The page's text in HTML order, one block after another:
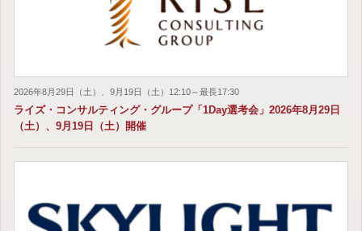
2026年8月29日（土）、9月19日（土）12:10～最長17:30
ライズ・コンサルティング・グループ「1Day選考会」2026年8月29日
（土）、9月19日（土）開催